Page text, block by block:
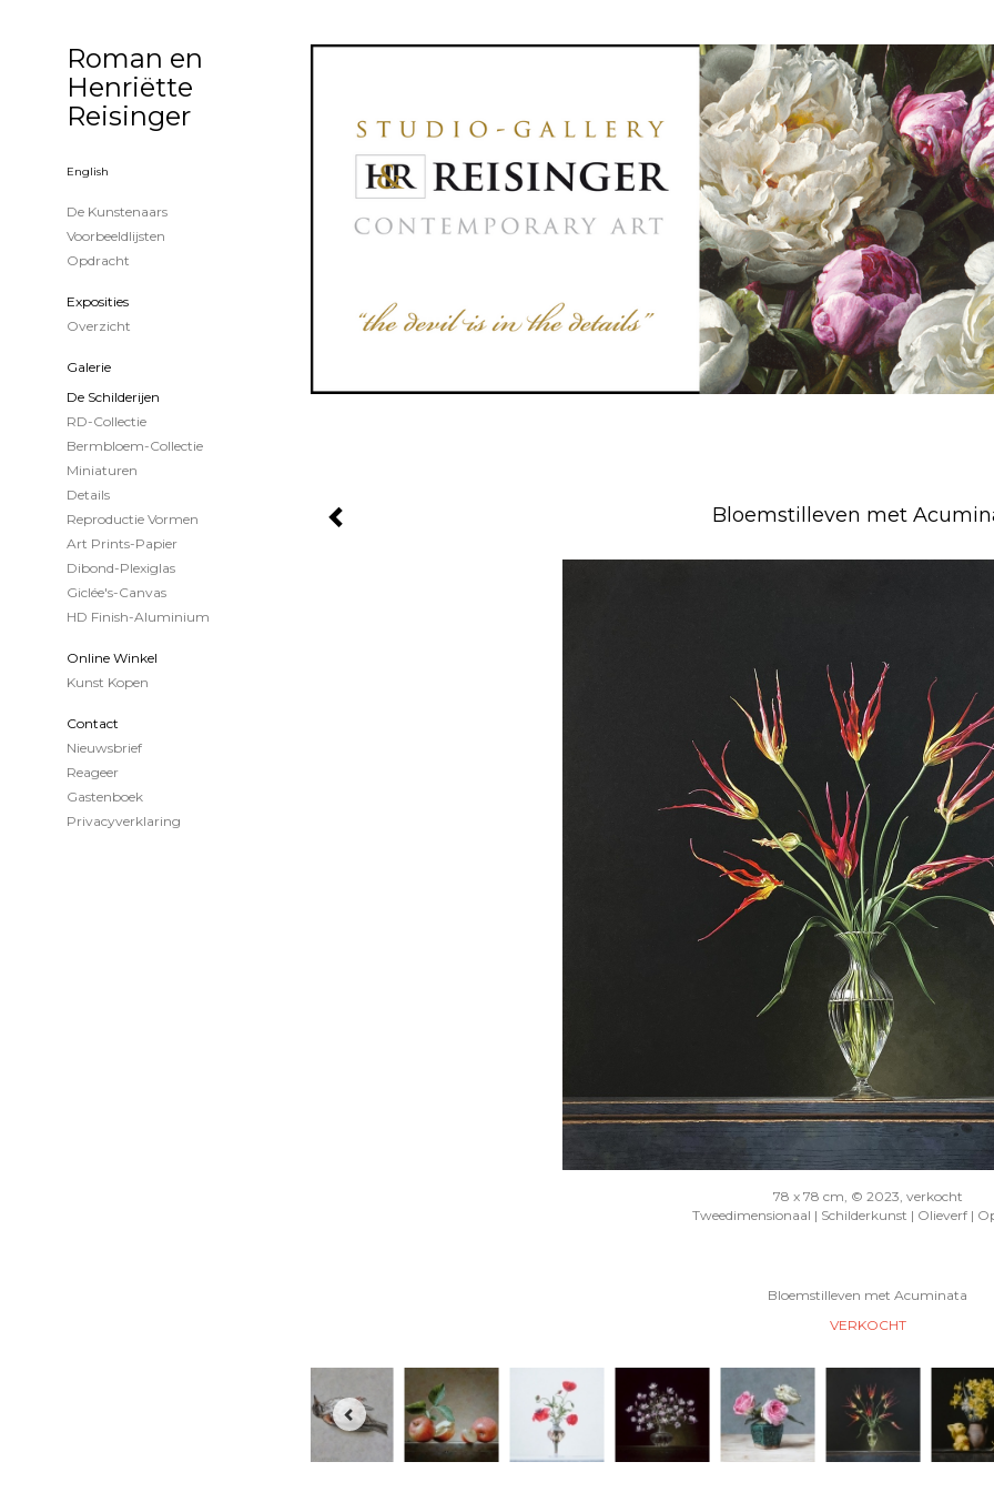
Bloemstilleven met
78 x 78 cm, © 2023, verkocht
Tweedimensionaal | Schilderkunst | Olieverf |
Bloemstilleven met Acuminata
VERKOCHT
Roman en
Henriëtte
Reisinger
English
De Kunstenaars
Voorbeeldlijsten
Opdracht
Exposities
Overzicht
Galerie
De Schilderijen
RD-Collectie
Bermbloem-Collectie
Miniaturen
Details
Reproductie Vormen
Art Prints-Papier
Dibond-Plexiglas
Giclée's-Canvas
HD Finish-Aluminium
Online Winkel
Kunst Kopen
Contact
Nieuwsbrief
Reageer
Gastenboek
Privacyverklaring